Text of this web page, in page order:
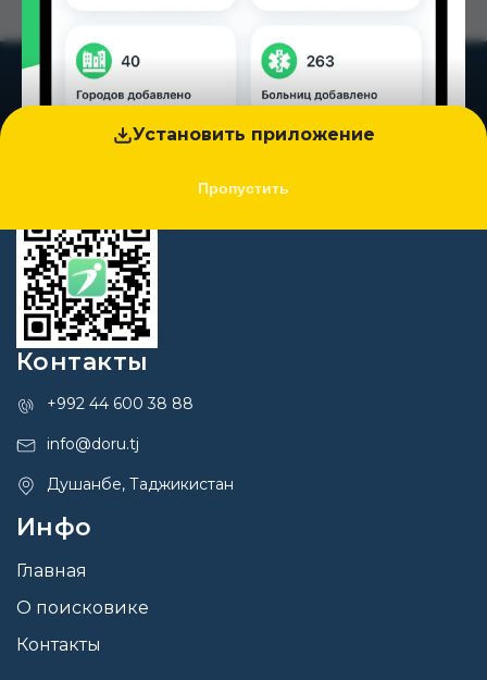
Установить приложение
Пропустить
Контакты
+992 44 600 38 88
info@doru.tj
Душанбе, Таджикистан
Инфо
Главная
О поисковике
Контакты